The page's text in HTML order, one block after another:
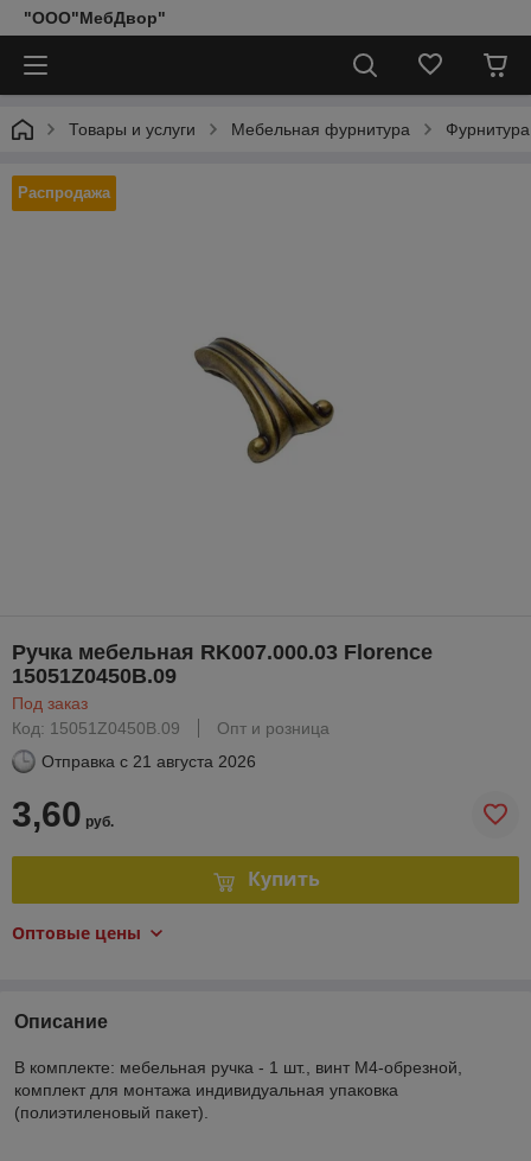
"ООО"МебДвор"
Товары и услуги Мебельная фурнитура
Распродажа
Ручка мебельная RK007.000.03 Florence
15051Z0450B.09
Под заказ
Код: 15051Z0450B.09
Опт и розница
Отправка с 21 августа 2026
3,60 руб.
Купить
Оптовые цены
Описание
В комплекте: мебельная ручка - 1 шт., винт M4-обрезной,
комплект для монтажа индивидуальная упаковка
(полиэтиленовый пакет).